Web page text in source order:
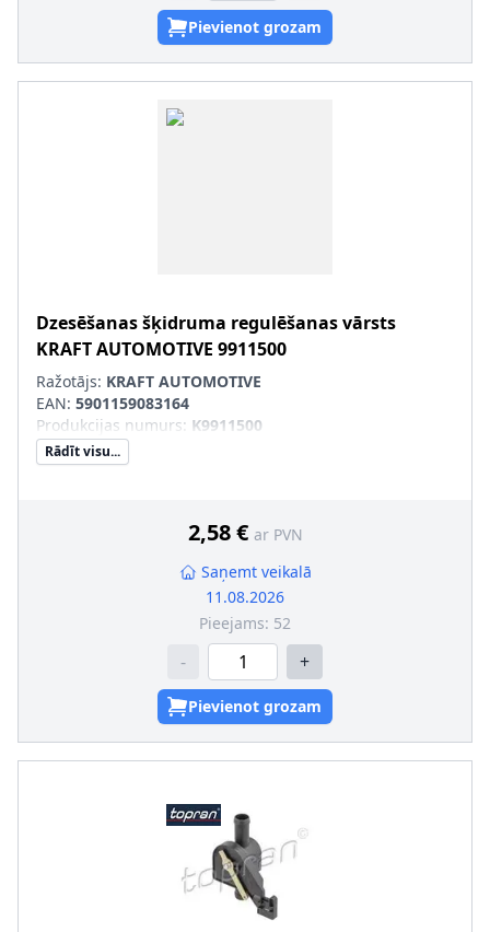
Pievienot grozam
Dzesēšanas šķidruma regulēšanas vārsts
KRAFT AUTOMOTIVE 9911500
Ražotājs: KRAFT AUTOMOTIVE
EAN: 5901159083164
Produkcijas numurs: K9911500
Rādīt visu...
2,58 € ar PVN
Saņemt veikalā
11.08.2026
Pieejams: 52
- +
Pievienot grozam